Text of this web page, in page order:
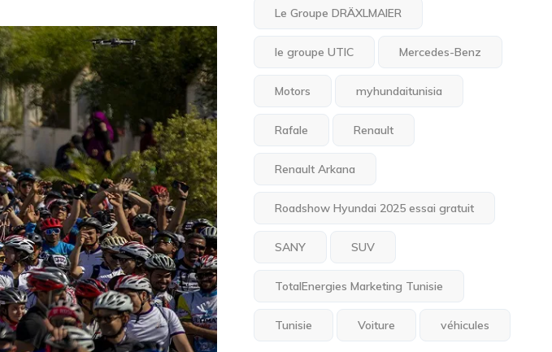
Le Groupe DRÄXLMAIER
le groupe UTIC Mercedes-Benz
Motors myhundaitunisia
Rafale Renault
Renault Arkana
Roadshow Hyundai 2025 essai gratuit
SANY SUV
TotalEnergies Marketing Tunisie
Tunisie Voiture véhicules